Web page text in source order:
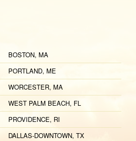
BOSTON, MA
PORTLAND, ME
WORCESTER, MA
WEST PALM BEACH, FL
PROVIDENCE, RI
DALLAS-DOWNTOWN, TX